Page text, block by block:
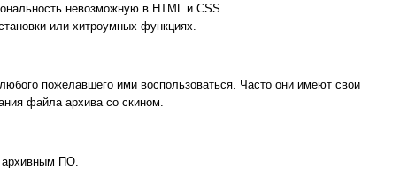
невозможную в HTML и CSS.
или хитроумных функциях.
пожелавшего ими воспользоваться. Часто они имеют свои
файла архива со скином.
архивным ПО.